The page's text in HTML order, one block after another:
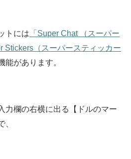
トには 「Super Chat （スーパー
Stickers（スーパースティッカー
能があります。
力欄の右横に出る【ドルのマー
、